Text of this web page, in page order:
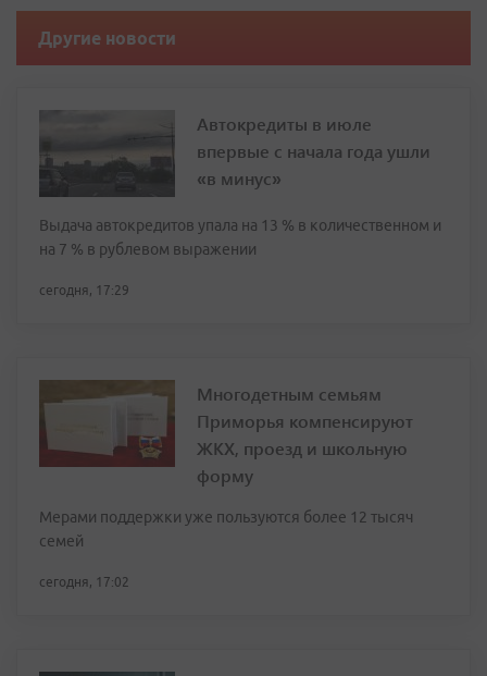
Другие новости
Автокредиты в июле
впервые с начала года ушли
«в минус»
Выдача автокредитов упала на 13 % в количественном и
на 7 % в рублевом выражении
сегодня, 17:29
Многодетным семьям
Приморья компенсируют
ЖКХ, проезд и школьную
форму
Мерами поддержки уже пользуются более 12 тысяч
семей
сегодня, 17:02